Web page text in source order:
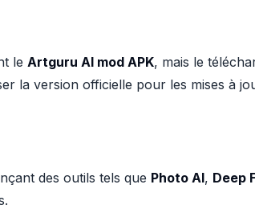
le Artguru AI mod APK, mais le
la version officielle pour les mises à
des outils tels que Photo AI, Deep